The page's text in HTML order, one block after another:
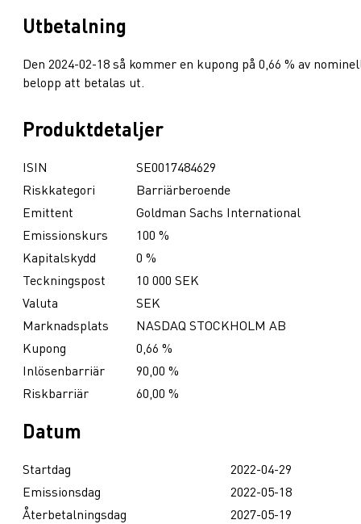
Utbetalning
Den 2024-02-18 så kommer en kupong på 0,66 % av
belopp att betalas ut.
Produktdetaljer
ISIN
SE0017484629
Riskkategori
Barriärberoende
Emittent
Goldman Sachs International
Emissionskurs
100 %
Kapitalskydd
0 %
Teckningspost
10 000 SEK
Valuta
SEK
Marknadsplats
NASDAQ STOCKHOLM AB
Kupong
0,66 %
Inlösenbarriär
90,00 %
Riskbarriär
60,00 %
Datum
Startdag
2022-04-29
Emissionsdag
2022-05-18
Återbetalningsdag
2027-05-19